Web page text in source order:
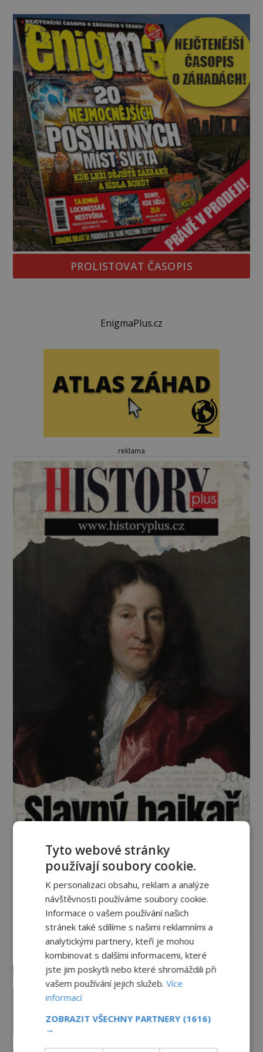
zahaluje kouř. Japonští letci se mohou radovat.
Svého nepřítele nachyt
PROLISTOVAT ČASOPIS
EnigmaPlus.cz
reklama
Vesmír a technologie
Podivné události roku 2023: Jsou
PREMIUM 27.7.2026 3.5TIS
Tyto webové stránky
používají soubory cookie.
K personalizaci obsahu, reklam a analýze
návštěvnosti používáme soubory cookie.
Informace o vašem používání našich
stránek také sdílíme s našimi reklamními a
analytickými partnery, kteří je mohou
kombinovat s dalšími informacemi, které
jste jim poskytli nebo které shromáždili při
vašem používání jejich služeb.Více
informací
ZOBRAZIT VŠECHNY PARTNERY (1616)
→